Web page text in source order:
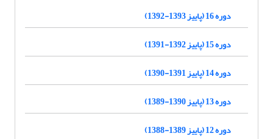
دوره 16 (پاییز 1393-1392)
دوره 15 (پاییز 1392-1391)
دوره 14 (پاییز 1391-1390)
دوره 13 (پاییز 1390-1389)
دوره 12 (پاییز 1389-1388)